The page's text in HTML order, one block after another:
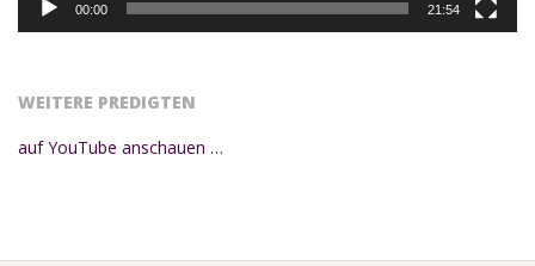
00:00 21:54
WEITERE PREDIGTEN
auf YouTube anschauen …